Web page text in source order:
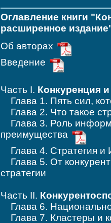
Оглавление книги
расширенное
Об авторах
Введение
Часть I. Конкуренция
Глава 1. Пять сил,
Глава 2. Что такое
Глава 3. Роль
преимущества
Глава 4. Стратегия и
Глава 5. От
стратегии
Часть II.
Глава 6.
Глава 7. Кластеры и